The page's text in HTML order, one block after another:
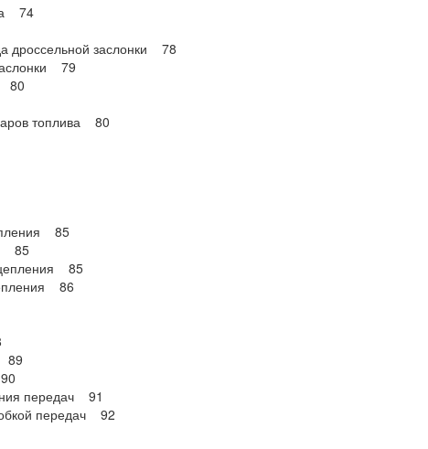
74
дроссельной заслонки 78
79
80
топлива 80
85
85
85
86
89
передач 91
передач 92